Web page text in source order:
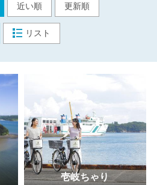
近い順 更新順
リスト
壱岐ちゃり